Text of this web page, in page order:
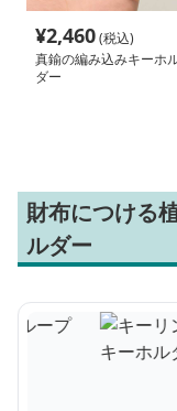
¥2,460(税込)
真鍮の編み込みキーホ
ダー
財布につける
ルダー